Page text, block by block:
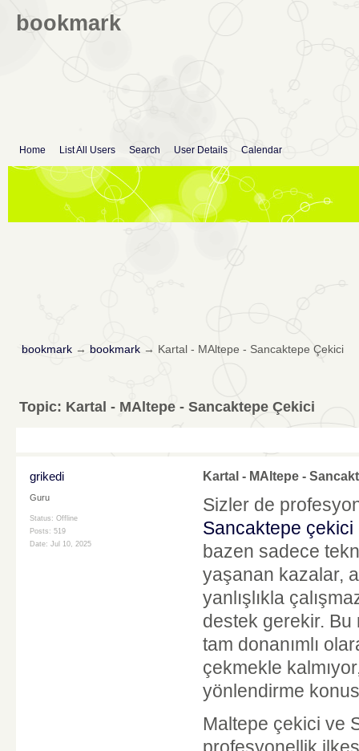
bookmark
Home List All Users Search User Details Calendar
bookmark→ bookmark→ Kartal - MAltepe - Sancaktepe Çekici
Topic: Kartal - MAltepe - Sancaktepe Çekici
grikedi
Guru
Status: Offline
Posts: 519
Date: Jul 10, 2025
Kartal - MAltepe -
Sizler de
Sancaktepe çekici
bazen sadece
yaşanan kazalar,
yanlışlıkla
destek gerekir. Bu
tam donanımlı
çekmekle
yönlendirme
Maltepe çekici ve